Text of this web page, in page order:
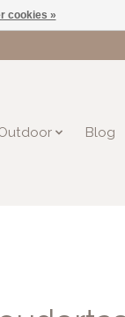
Blog
cookies »